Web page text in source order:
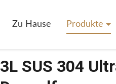
Zu Hause Produkte
3L SUS 304